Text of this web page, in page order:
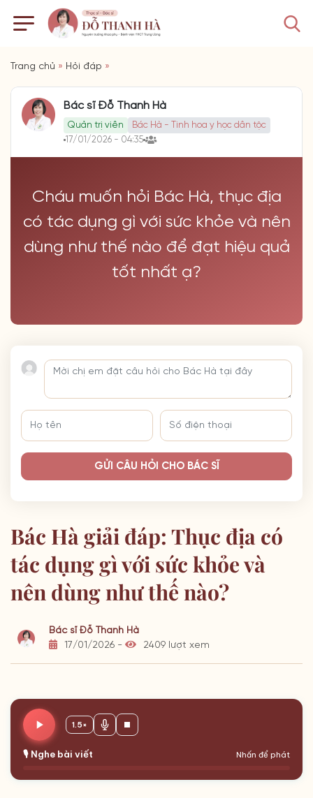
Trang chủ » Hỏi đáp »
Bác sĩ Đỗ Thanh Hà
Quản trị viên
Bác Hà - Tinh hoa y học dân tộc
17/01/2026 - 04:35
Cháu muốn hỏi Bác Hà, thục địa
có tác dụng gì với sức khỏe và nên
dùng như thế nào để đạt hiệu quả
tốt nhất ạ?
GỬI CÂU HỎI CHO BÁC SĨ
Bác Hà giải đáp: Thục địa có
tác dụng gì với sức khỏe và
nên dùng như thế nào?
Bác sĩ Đỗ Thanh Hà
17/01/2026 -
2409 lượt xem
🎙️ Nghe bài viết Nhấn để phát
1.5×